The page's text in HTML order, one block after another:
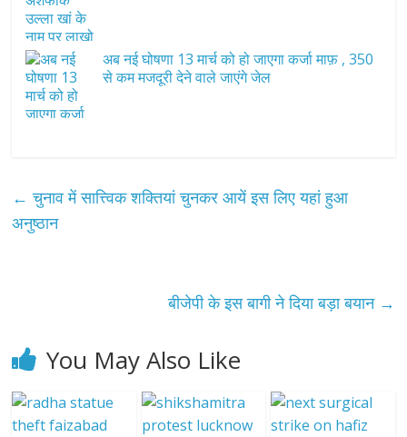
अब नई घोषणा 13 मार्च को हो जाएगा कर्जा माफ़ , 350
से कम मजदूरी देने वाले जाएंगे जेल
← चुनाव में सात्त्विक शक्तियां चुनकर आयें इस लिए यहां हुआ
अनुष्ठान
बीजेपी के इस बागी ने दिया बड़ा बयान →
You May Also Like